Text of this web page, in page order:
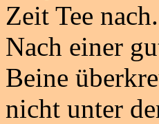
Zeit Tee
Nach einer
Beine
nicht unter